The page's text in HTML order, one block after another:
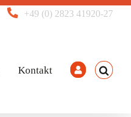
+49 (0) 2823 41920-27
Kontakt